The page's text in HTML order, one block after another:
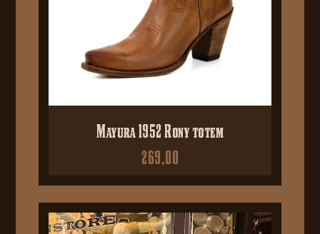
Mayura 1952 Rony totem
269,00